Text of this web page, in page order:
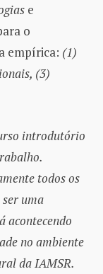
e
o
empírica: (1)
(3)
introdutório
todos os
ser uma
acontecendo
no ambiente
da IAMSR.